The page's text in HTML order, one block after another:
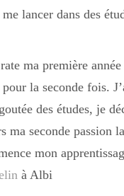
amis en
lancer dans des
ma première année
la seconde fois.
des études, je
ma seconde passion
mon
à Albi